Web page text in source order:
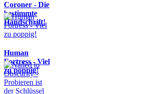
Coroner - Die
bestimmte
Handschrift!
Human
Fortress - Viel
zu poppig!